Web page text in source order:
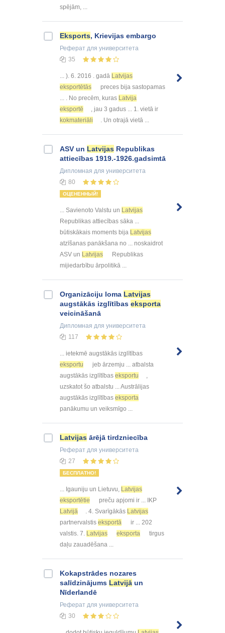
spējām, ...
Eksports, Krievijas embargo
Реферат для университета
35
... ). 6. 2016 . gadā Latvijas
eksportētās
preces bija sastopamas
... . No precēm, kuras Latvija
eksportē
, jau 3 gadus ... 1. vietā ir
kokmateriāli
. Un otrajā vietā ...
ASV un Latvijas Republikas
attiecības 1919.-1926.gadsimtā
Дипломная для университета
80
ОЦЕНЕННЫЙ!
... Savienoto Valstu un Latvijas
Republikas attiecības sāka ...
būtiskākais moments bija Latvijas
atzīšanas panākšana no ... noskaidrot
ASV un Latvijas
Republikas
mijiedarbību ārpolitikā ...
Organizāciju loma Latvijas
augstākās izglītības eksporta
veicināšanā
Дипломная для университета
117
... ietekmē augstākās izglītības
eksportu
jeb ārzemju ... atbalsta
augstākās izglītības eksportu
,
uzskatot šo atbalstu ... Austrālijas
augstākās izglītības eksporta
panākumu un veiksmīgo ...
Latvijas ārējā tirdzniecība
Реферат для университета
27
БЕСПЛАТНО!
... Igauniju un Lietuvu, Latvijas
eksportētie
preču apjomi ir ... IKP
Latvijā
. 4. Svarīgākās Latvijas
partnervalstis eksportā
ir ... 202
valstis. 7. Latvijas eksporta
tirgus
daļu zauadēšana ...
Kokapstrādes nozares
salīdzinājums Latvijā un
Nīderlandē
Реферат для университета
30